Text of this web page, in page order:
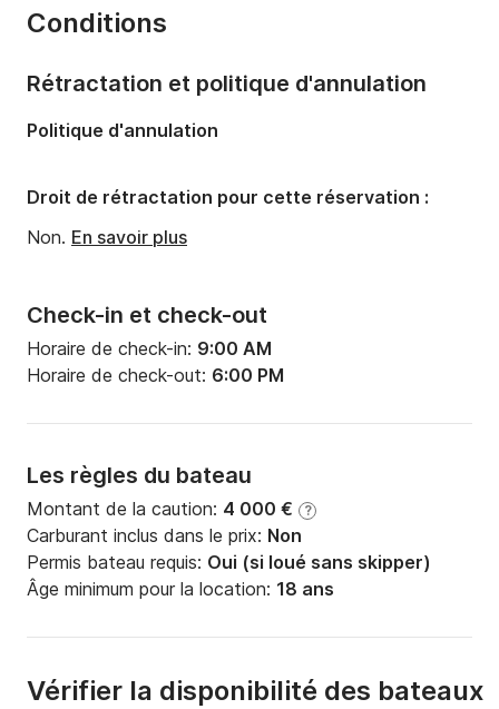
Capacité à bord:
Conditions
Check-in et check-out
Horaire de check-in: 9:00 AM
Horaire de check-out: 6:00 PM
Les règles du bateau
Montant de la caution: 4 000 € ?
Carburant inclus dans le prix: Non
Permis bateau requis: Oui (si loué sans skipper)
Âge minimum pour la location: 18 ans
Rétractation et politique d'annulation
Politique d'annulation
Droit de rétractation pour cette réservation :
Non. En savoir plus
Vérifier la disponibilité des bateaux